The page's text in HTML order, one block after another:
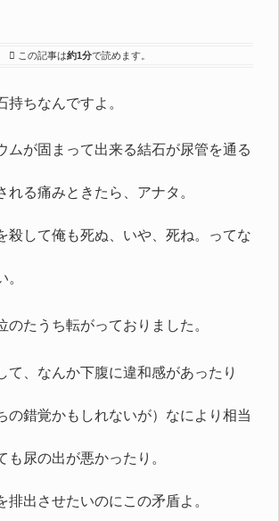
この記事は約1分で読めます。
ちなんですよ。
が固まって出来る結石が尿管を通る
れる痛みときたら、アナタ。
して俺も死ぬ、いや、死ね。ってな
。
たうち転がっておりました。
、なんか下腹に違和感があったり
の錯覚かもしれないが）なにより相当
も尿の出が悪かったり。
出させたいのにこの矛盾よ。